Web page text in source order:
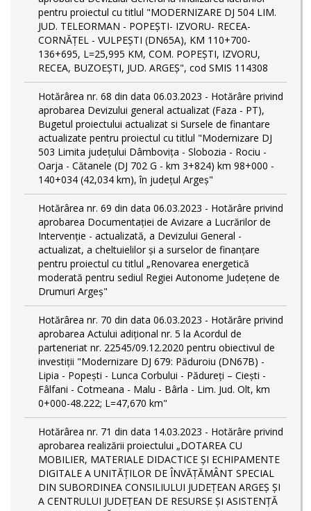
pentru proiectul cu titlul "MODERNIZARE DJ 504 LIM.
JUD. TELEORMAN - POPEŞTI- IZVORU- RECEA-
CORNĂŢEL - VULPEŞTI (DN65A), KM 110+700-
136+695, L=25,995 KM, COM. POPEŞTI, IZVORU,
RECEA, BUZOEŞTI, JUD. ARGEŞ", cod SMIS 114308
Hotărârea nr. 68 din data 06.03.2023 - Hotărâre privind
aprobarea Devizului general actualizat (Faza - PT),
Bugetul proiectului actualizat si Sursele de finantare
actualizate pentru proiectul cu titlul "Modernizare DJ
503 Limita județului Dâmbovița - Slobozia - Rociu -
Oarja - Cătanele (DJ 702 G - km 3+824) km 98+000 -
140+034 (42,034 km), în județul Argeș"
Hotărârea nr. 69 din data 06.03.2023 - Hotărâre privind
aprobarea Documentației de Avizare a Lucrărilor de
Intervenție - actualizată, a Devizului General -
actualizat, a cheltuielilor și a surselor de finanțare
pentru proiectul cu titlul „Renovarea energetică
moderată pentru sediul Regiei Autonome Județene de
Drumuri Argeș"
Hotărârea nr. 70 din data 06.03.2023 - Hotărâre privind
aprobarea Actului adițional nr. 5 la Acordul de
parteneriat nr. 22545/09.12.2020 pentru obiectivul de
investiții "Modernizare DJ 679: Păduroiu (DN67B) -
Lipia - Popești - Lunca Corbului - Pădureți – Ciești -
Fâlfani - Cotmeana - Malu - Bârla - Lim. Jud. Olt, km
0+000-48.222; L=47,670 km"
Hotărârea nr. 71 din data 14.03.2023 - Hotărâre privind
aprobarea realizării proiectului „DOTAREA CU
MOBILIER, MATERIALE DIDACTICE ȘI ECHIPAMENTE
DIGITALE A UNITĂȚILOR DE ÎNVĂȚĂMÂNT SPECIAL
DIN SUBORDINEA CONSILIULUI JUDEȚEAN ARGEȘ ȘI
A CENTRULUI JUDEȚEAN DE RESURSE ȘI ASISTENȚĂ